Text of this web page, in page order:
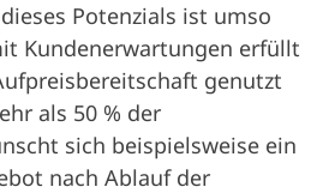
Potenzials ist umso
Kundenerwartungen erfüllt
genutzt
als 50 % der
sich beispielsweise ein
nach Ablauf der